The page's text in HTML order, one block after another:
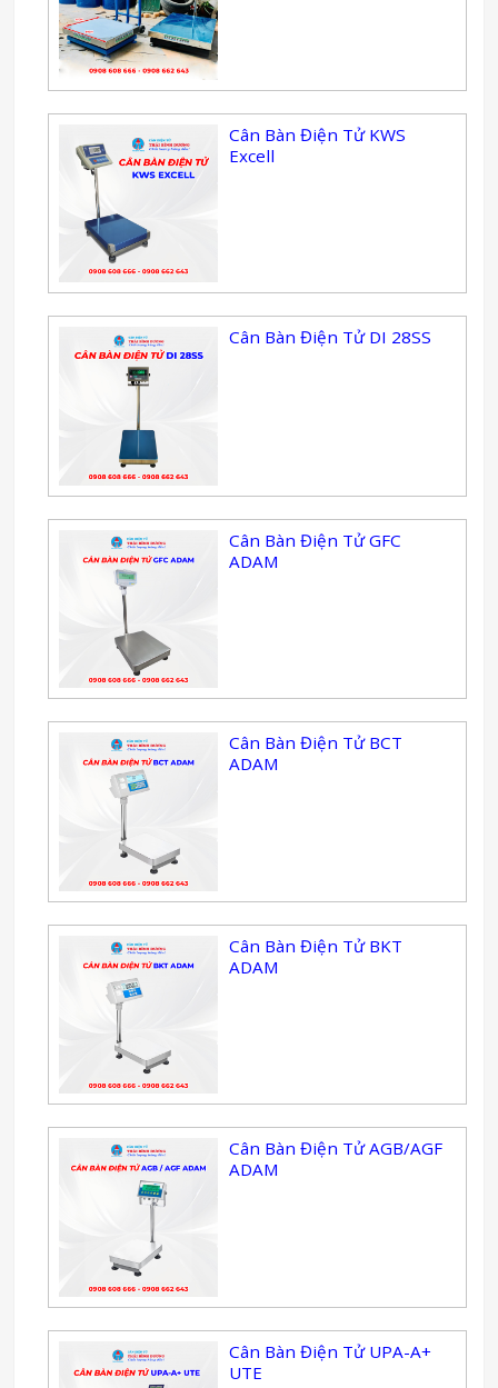
Cân Bàn Điện Tử KWS
Excell
Cân Bàn Điện Tử DI 28SS
Cân Bàn Điện Tử GFC
ADAM
Cân Bàn Điện Tử BCT
ADAM
Cân Bàn Điện Tử BKT
ADAM
Cân Bàn Điện Tử AGB/AGF
ADAM
Cân Bàn Điện Tử UPA-A+
UTE